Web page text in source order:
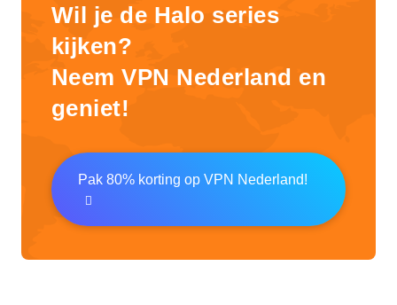
Wil je de Halo series
kijken?
Neem VPN Nederland en
geniet!
Pak 80% korting op VPN Nederland!